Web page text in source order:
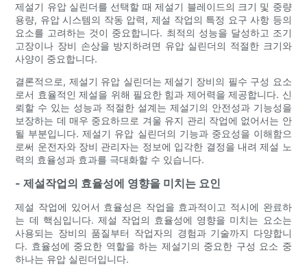
제설기 유압 실린더를 선택할 때 제설기 블레이드의 크기 및 중량
용량, 유압 시스템의 작동 압력, 제설 작업의 특정 요구 사항 등의
요소를 고려하는 것이 중요합니다. 최적의 성능을 달성하고 조기
고장이나 장비 손상을 방지하려면 유압 실린더의 적절한 크기와
사양이 중요합니다.
결론적으로, 제설기 유압 실린더는 제설기 장비의 필수 구성 요소
로서 효율적인 제설을 위해 필요한 힘과 제어력을 제공합니다. 신
뢰할 수 있는 성능과 적절한 설계는 제설기의 안전성과 기능성을
보장하는 데 매우 중요하므로 겨울 유지 관리 작업에 없어서는 안
될 부분입니다. 제설기 유압 실린더의 기능과 중요성을 이해함으
로써 운전자와 장비 관리자는 정보에 입각한 결정을 내려 제설 노
력의 효율성과 효과를 극대화할 수 있습니다.
- 제설작업의 효율성에 영향을 미치는 요인
제설 작업에 있어서 효율성은 작업을 효과적이고 적시에 완료하
는 데 핵심입니다. 제설 작업의 효율성에 영향을 미치는 요소는
사용되는 장비의 품질부터 작업자의 경험과 기술까지 다양합니
다. 효율성에 중요한 역할을 하는 제설기의 중요한 구성 요소 중
하나는 유압 실린더입니다.